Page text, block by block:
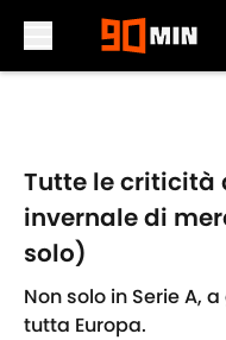
Tutte le criticità
invernale di
solo)
Non solo in Serie A,
tutta Europa.